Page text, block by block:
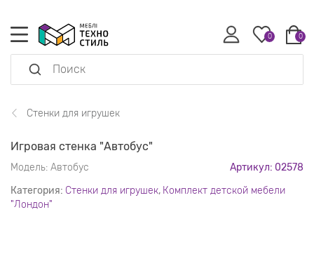
0 0
Стенки для игрушек
Игровая стенка "Автобус"
Модель: Автобус
Артикул: 02578
Категория: Стенки для игрушек, Комплект детской мебели
"Лондон"